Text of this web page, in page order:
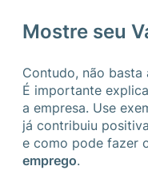
Mostre seu
Contudo, não basta
É importante
a empresa. Use
já contribuiu
e como pode fazer
emprego.